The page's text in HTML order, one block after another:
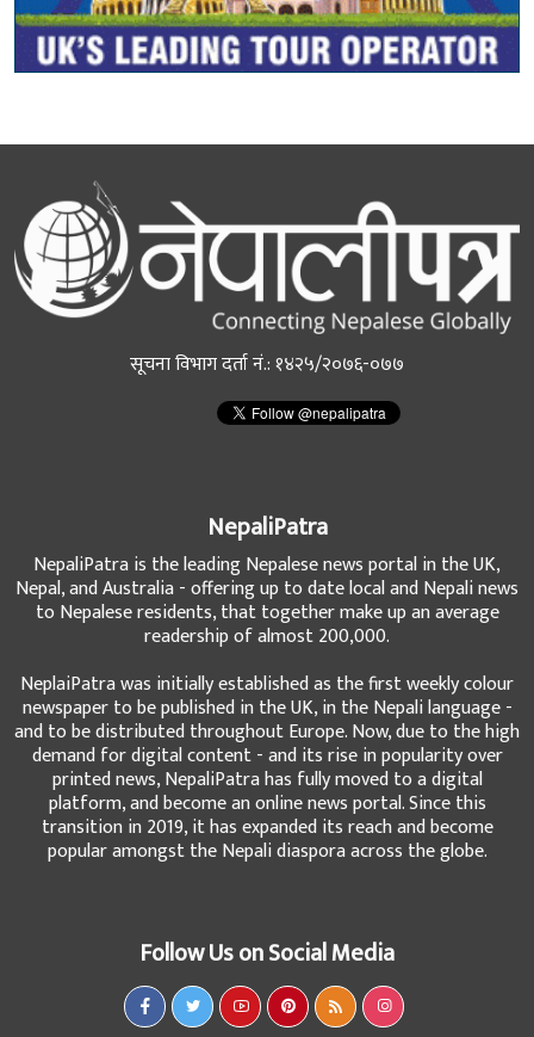
सूचना विभाग दर्ता नं.: १४२५/२०७६-०७७
NepaliPatra
NepaliPatra is the leading Nepalese news portal in the UK,
Nepal, and Australia - offering up to date local and Nepali news
to Nepalese residents, that together make up an average
readership of almost 200,000.
NeplaiPatra was initially established as the first weekly colour
newspaper to be published in the UK, in the Nepali language -
and to be distributed throughout Europe. Now, due to the high
demand for digital content - and its rise in popularity over
printed news, NepaliPatra has fully moved to a digital
platform, and become an online news portal. Since this
transition in 2019, it has expanded its reach and become
popular amongst the Nepali diaspora across the globe.
Follow Us on Social Media